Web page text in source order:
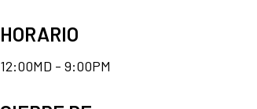
HORARIO
12:00MD - 9:00PM